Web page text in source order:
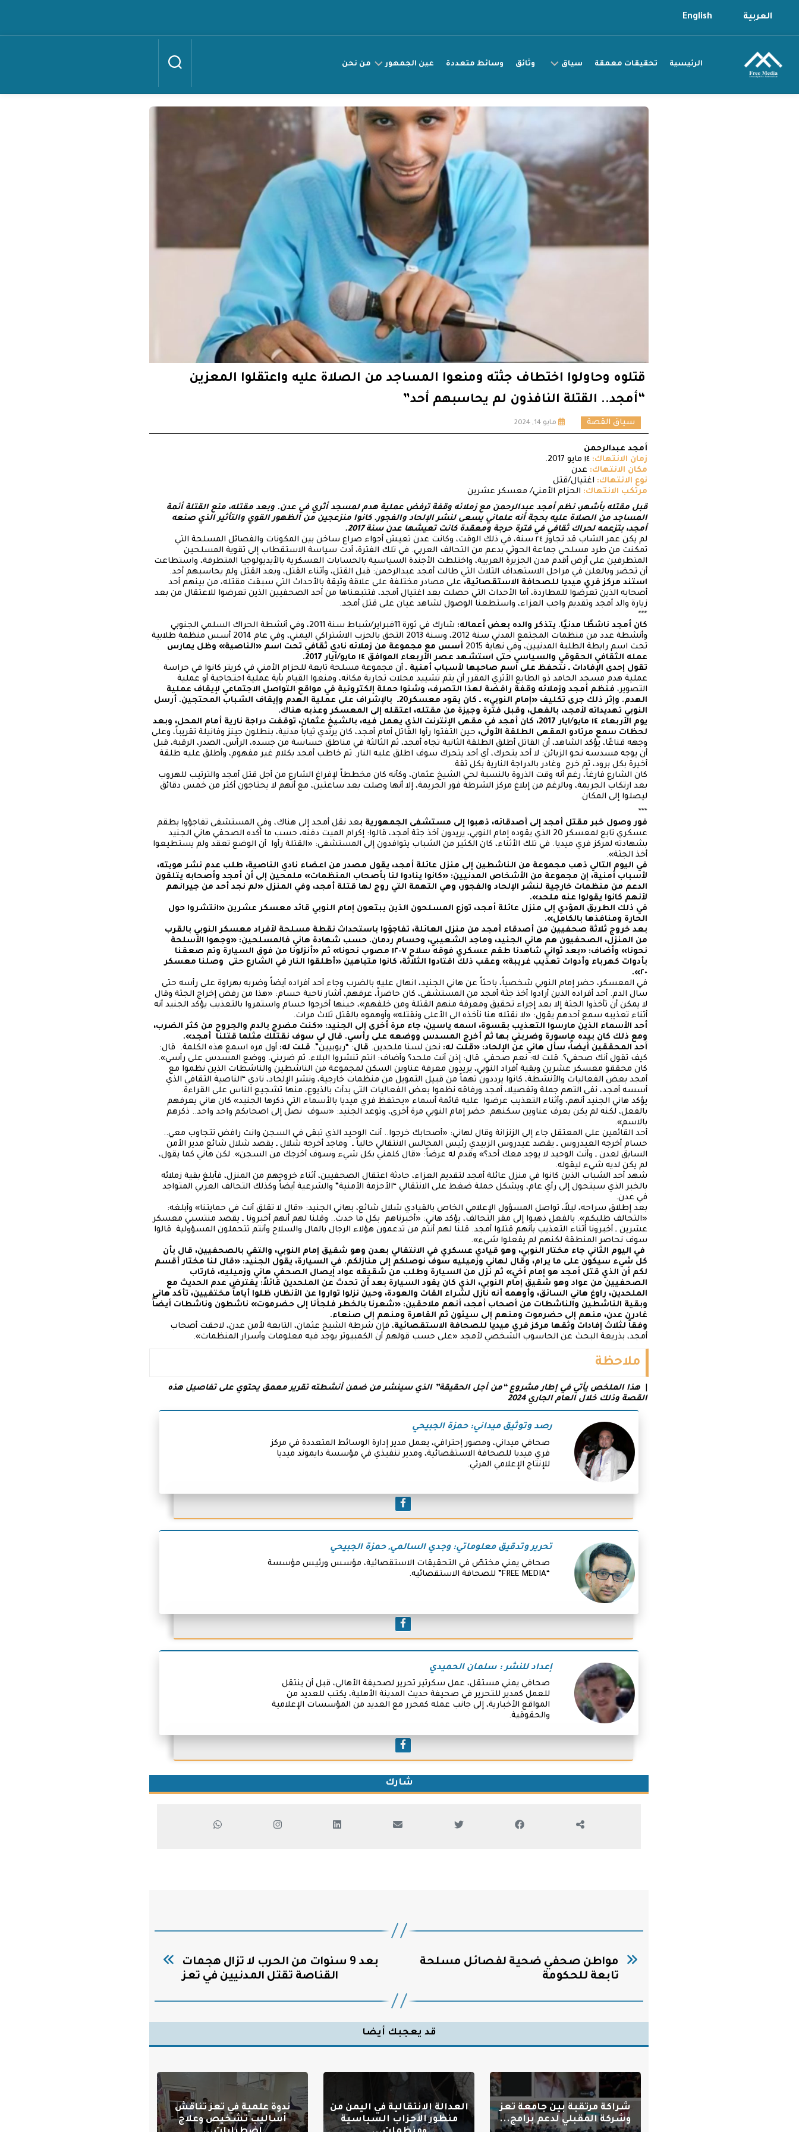
content
العربية English
الرئيسية تحقيقات معمقة سياق وثائق وسائط متعددة عين الجمهور
مناصرة
راقب
انتهاك
من نحن
قتلوه وحاولوا اختطاف جثته ومنعوا المساجد من الصلاة عليه واعتقلوا المعزين
“أمجد.. القتلة النافذون لم يحاسبهم أحد”
سياق القصة مايو 14, 2024
أمجد عبدالرحمن
زمان الانتهاك: ١٤ مايو 2017.
مكان الانتهاك: عدن
نوع الانتهاك: اغتيال/قتل
مرتكب الانتهاك: الحزام الأمني/ معسكر عشرين
قبل مقتله بأشهر، نظم أمجد عبدالرحمن مع زملائه وقفة ترفض عملية هدم لمسجد أثري في عدن. وبعد مقتله، منع القتلة أئمة
المساجد من الصلاة عليه بحجة أنه علماني يسعى لنشر الإلحاد والفجور. كانوا منزعجين من الظهور القوي والتأثير الذي صنعه
أمجد، بتزعمه لحراك ثقافي في فترة حرجة ومعقدة كانت تعيشها عدن سنة 2017.
لم يكن عمر الشاب قد تجاوز ٢٤ سنة، في ذلك الوقت، وكانت عدن تعيش أجواء صراع ساخن بين المكونات والفصائل المسلحة التي
تمكنت من طرد مسلحي جماعة الحوثي بدعم من التحالف العربي. في تلك الفترة، أدت سياسة الاستقطاب إلى تقوية المسلحين
المتطرفين على أرض أقدم مدن الجزيرة العربية، واختلطت الأجندة السياسية بالحسابات العسكرية بالأيديولوجيا المتطرفة، واستطاعت
أن تحضر وبالعلن في مراحل الاستهداف الثلاث التي طالت أمجد عبدالرحمن: قبل القتل، وأثناء القتل، وبعد القتل ولم يحاسبهم أحد.
استند مركز فري ميديا للصحافة الاستقصائية، على مصادر مختلفة على علاقة وثيقة بالأحداث التي سبقت مقتله، من بينهم أحد
أصحابه الذين تعرضوا للمطاردة، أما الأحداث التي حصلت بعد اغتيال أمجد، فتتبعناها من أحد الصحفيين الذين تعرضوا للاعتقال من بعد
زيارة والد أمجد وتقديم واجب العزاء، واستطعنا الوصول لشاهد عيان على قتل أمجد.
***
كان أمجد ناشطًا مدنيًا. يتذكر والده بعض أعماله:
شارك في ثورة 11فبراير/شباط سنة 2011، وفي أنشطة الحراك السلمي الجنوبي
وأنشطة عدد من منظمات المجتمع المدني سنة 2012، وسنة 2013 التحق بالحزب الاشتراكي اليمني، وفي عام 2014 أسس منظمة طلابية
تحت اسم رابطة الطلبة المدنيين، وفي نهاية 2015
أسس مع مجموعة من زملائه نادي ثقافي تحت اسم «الناصية» وظل يمارس
عمله الثقافي الحقوقي والسياسي حتى استشهد عصر الأربعاء الموافق ١٤ مايو/أيار 2017.
تقول إحدى الإفادات ـ نتحفظ على اسم صاحبها لأسباب أمنية ـ أن مجموعة مسلحة تابعة للحزام الأمني في كريتر كانوا في حراسة
عملية هدم مسجد الحامد ذو الطابع الأثري المقرر أن يتم تشييد محلات تجارية مكانه، ومنعوا القيام بأية عملية احتجاجية أو عملية
التصوير، فنظم أمجد وزملائه وقفة رافضة لهذا التصرف، وشنوا حملة إلكترونية في مواقع التواصل الاجتماعي لإيقاف عملية
الهدم. وإثر ذلك جرى تكليف «إمام النوبي» ـ كان يقود معسكر20ـ بالإشراف على عملية الهدم وإيقاف الشباب المحتجين. أرسل
النوبي تهديداته لأمجد، بالفعل، وقبل فترة وجيزة من مقتله، اعتقله إلى المعسكر وعذبه هناك.
يوم الأربعاء ١٤ مايو/ايار 2017، كان أمجد في مقهى الإنترنت الذي يعمل فيه، بالشيخ عثمان، توقفت دراجة نارية أمام المحل، وبعد
لحظات سمع مرتادو المقهى الطلقة الأولى، حين التفتوا رأوا القاتل أمام أمجد، كان يرتدي ثياباً مدنية، بنطلون جينز وفانيلة تقريباً، وعلى
وجهه قناعًا، يؤكد الشاهد، أن القاتل أطلق الطلقة الثانية تجاه أمجد، ثم الثالثة في مناطق حساسة من جسده، الرأس، الصدر، الرقبة، قبل
أن يوجه مسدسه نحو الزبائن: لا أحد يتحرك، أي أحد يتحرك سوف اطلق عليه النار. ثم خاطب أمجد بكلام غير مفهوم، وأطلق عليه طلقة
أخيرة بكل برود، ثم خرج وغادر بالدراجة النارية بكل ثقة.
كان الشارع فارغاً، رغم أنه وقت الذروة بالنسبة لحي الشيخ عثمان، وكأنه كان مخططاً لإفراغ الشارع من أجل قتل أمجد والترتيب للهروب
بعد ارتكاب الجريمة، وبالرغم من إبلاغ مركز الشرطة فور الجريمة، إلا أنها وصلت بعد ساعتين، مع أنهم لا يحتاجون أكثر من خمس دقائق
ليصلوا إلى المكان.
***
فور وصول خبر مقتل أمجد إلى أصدقائه، ذهبوا إلى مستشفى الجمهورية بعد نقل أمجد إلى هناك، وفي المستشفى تفاجؤوا بطقم
عسكري تابع لمعسكر 20 الذي يقوده إمام النوبي، يريدون أخذ جثة أمجد، قالوا: إكرام الميت دفنه، حسب ما أكده الصحفي هاني الجنيد
بشهادته لمركز فري ميديا. في تلك الأثناء، كان الكثير من الشباب يتوافدون إلى المستشفى: «القتلة رأوا أن الوضع تعقد ولم يستطيعوا
أخذ الجثة».
في اليوم التالي ذهب مجموعة من الناشطين إلى منزل عائلة أمجد، يقول مصدر من اعضاء نادي الناصية، طلب عدم نشر هويته،
لأسباب أمنية، إن مجموعة من الأشخاص المدنيين: «كانوا ينادوا لنا بأصحاب المنظمات» ملمحين إلى أن أمجد وأصحابه يتلقون
الدعم من منظمات خارجية لنشر الإلحاد والفجور، وهي التهمة التي روج لها قتلة أمجد، وفي المنزل «لم نجد أحد من جيرانهم
لأنهم كانوا يقولوا عنه ملحد».
في ذلك الطريق المؤدي إلى منزل عائلة أمجد، توزع المسلحون الذين يبتعون إمام النوبي قائد معسكر عشرين «انتشروا حول
الحارة ومنافذها بالكامل».
بعد خروج ثلاثة صحفيين من أصدقاء أمجد من منزل العائلة، تفاجؤوا باستحداث نقطة مسلحة لأفراد معسكر النوبي بالقرب
من المنزل، الصحفيون هم هاني الجنيد، وماجد الشعيبي، وحسام ردمان. حسب شهادة هاني فالمسلحين: «وجهوا الأسلحة
نحونا» وأضاف: «بعد ثواني شاهدنا طقم عسكري فوقه سلاح ٧-١٢ مصوب نحونا» ثم «أنزلونا من فوق السيارة وتم صعقنا
بأدوات كهرباء وأدوات تعذيب غريبة» وعقب ذلك اقتادوا الثلاثة، كانوا متباهين «أطلقوا النار في الشارع حتى وصلنا معسكر
٢٠».
في المعسكر، حضر إمام النوبي شخصياً، باحثاً عن هاني الجنيد، انهال عليه بالضرب وجاء أحد أفراده أيضاً وضربه بهراوة على رأسه حتى
سال الدم. أحد أفراده الذين أرادوا أخذ جثة أمجد من المستشفى، كان حاضراً، عرفهم، أشار ناحية حسام: «هذا من رفض إخراج الجثة وقال
لا يمكن أن تأخذوا الجثة إلا بعد إجراء تحقيق ومعرفة منهم القتلة ومن خلفهم»، حينها أخرجوا حسام واستمروا بالتعذيب يؤكد الجنيد أنه
أثناء تعذيبه سمع أحدهم يقول: «لا نقتله هنا نأخذه الى الأعلى ونقتله» وأوهموه بالقتل ثلاث مرات.
أحد الأسماء الذين مارسوا التعذيب بقسوة، اسمه ياسين، جاء مرة أخرى إلى الجنيد: «كنت مضرج بالدم والجروح من كثر الضرب،
ومع ذلك كان بيده ماسورة وضربني بها ثم أخرج المسدس ووضعه على رأسي. قال لي سوف نقتلك مثلما قتلنا أمجد».
أحد المحققين أيضاً، سأل هاني عن الإلحاد: «قلت له: نحن لسنا ملحدين. قال: “ربوبيين”. قلت له: أول مره اسمع هذه الكلمة. قال:
كيف تقول أنك صحفي؟. قلت له: نعم صحفي. قال: إذن أنت ملحد؟ وأضاف: انتم تنشروا البلاء. ثم ضربني. ووضع المسدس على رأسي».
كان محققو معسكر عشرين وبقية أفراد النوبي، يريدون معرفة عناوين السكن لمجموعة من الناشطين والناشطات الذين نظموا مع
أمجد بعض الفعاليات والأنشطة، كانوا يرددون تهماً من قبيل التمويل من منظمات خارجية، ونشر الإلحاد، نادي “الناصية الثقافي الذي
أسسه أمجد، نفى التهم جملة وتفصيلا، أمجد ورفاقه نظموا بعض الفعاليات التي بدأت بالذيوع، منها تشجيع الناس على القراءة.
يؤكد هاني الجنيد أنهم، وأثناء التعذيب عرضوا عليه قائمة أسماء «يحتفظ فري ميديا بالأسماء التي ذكرها الجنيد» كان هاني يعرفهم
بالفعل، لكنه لم يكن يعرف عناوين سكنهم. حضر إمام النوبي مرة أخرى، وتوعد الجنيد: «سوف نصل إلى اصحابكم واحد واحد.. ذكرهم
بالاسم».
أحد القائمين على المعتقل جاء إلى الزنزانة وقال لهاني: «أصحابك خرجوا.. أنت الوحيد الذي تبقى في السجن وانت رافض تتجاوب معي..
حسام أخرجه العيدروس ـ يقصد عيدروس الزبيدي رئيس المجالس الانتقالي حالياً ـ وماجد أخرجه شلال ـ يقصد شلال شائع مدير الأمن
السابق لعدن ـ وأنت الوحيد لا يوجد معك أحد؟» وقدم له عرضاً: «قال كلمني بكل شيء وسوف أخرجك من السجن». لكن هاني كما يقول،
لم يكن لديه شيء ليقوله.
شهد أحد الشباب الذين كانوا في منزل عائلة أمجد لتقديم العزاء، حادثة اعتقال الصحفيين، أثناء خروجهم من المنزل، فأبلغ بقية زملائه
بالخبر الذي سيتحول إلى رأي عام، ويشكل حملة ضغط على الانتقالي “الأحزمة الأمنية” والشرعية أيضاً وكذلك التحالف العربي المتواجد
في عدن.
بعد إطلاق سراحه، ليلاً، تواصل المسؤول الإعلامي الخاص بالقيادي شلال شائع، بهاني الجنيد: «قال لا تقلق أنت في حمايتنا» وأبلغه:
«التحالف طلبكم». بالفعل ذهبوا إلى مقر التحالف، يؤكد هاني: «أخبرناهم بكل ما حدث.. وقلنا لهم أنهم أخبرونا ـ يقصد منتسبي معسكر
عشرين ـ أخبرونا أثناء التعذيب بأنهم قتلوا أمجد. قلنا لهم أنتم من تدعمون هؤلاء الرجال بالمال والسلاح وأنتم تتحملون المسؤولية. قالوا
سوف نحاصر المنطقة لكنهم لم يفعلوا شيء».
في اليوم الثاني جاء مختار النوبي، وهو قيادي عسكري في الانتقالي بعدن وهو شقيق إمام النوبي، والتقي بالصحفيين، قال بأن
كل شيء سيكون على ما يرام، وقال لهاني وزميليه سوف نوصلكم إلى منازلكم. في السيارة، يقول الجنيد: «قال لنا مختار أقسم
لكم أن الذي قتل أمجد هو إمام أخي» ثم نزل من السيارة وطلب من شقيقه عواد إيصال الصحفي هاني وزميليه، فارتاب
الصحفيين من عواد وهو شقيق إمام النوبي، الذي كان يقود السيارة بعد أن تحدث عن الملحدين قائلاً: يفترض عدم الحديث مع
الملحدين، راوغ هاني السائق، وأوهمه أنه نازل لشراء القات والعودة، وحين نزلوا تواروا عن الأنظار، ظلوا أياماً مختفيين، تأكد هاني
وبقية الناشطين والناشطات من أصحاب أمجد، أنهم ملاحقين: «شعرنا بالخطر فلجأنا إلى حضرموت» ناشطون وناشطات أيضاً
غادرن عدن، منهم إلى حضرموت ومنهم إلى سيئون ثم القاهرة ومنهم إلى صنعاء.
وفقاً لثلاث إفادات وثقها مركز فري ميديا للصحافة الاستقصائية، فإن شرطة الشيخ عثمان، التابعة لأمن عدن، لاحقت أصحاب
أمجد، بذريعة البحث عن الحاسوب الشخصي لأمجد «على حسب قولهم أن الكمبيوتر يوجد فيه معلومات وأسرار المنظمات».
ملاحظة
|هذا الملخص يأتي في إطار مشروع “من أجل الحقيقة” الذي سينشر من ضمن أنشطته تقرير معمق يحتوي على تفاصيل هذه
القصة وذلك خلال العام الجاري 2024
رصد وتوثيق ميداني: حمزة الجبيحي
صحافي ميداني، ومصور إحترافي، يعمل مدير إدارة الوسائط المتعددة في مركز
فري ميديا للصحافة الاستقصائية، ومدير تنفيذي في مؤسسة دايموند ميديا
للإنتاج الإعلامي المرئي.
تحرير وتدقيق معلوماتي: وجدي السالمي, حمزة الجبيحي
صحافي يمني مختصّ في التحقيقات الاستقصائية، مؤسس ورئيس مؤسسة
“FREE MEDIA” للصحافة الاستقصائيه.
إعداد للنشر : سلمان الحميدي
صحافي يمني مستقل، عمل سكرتير تحرير لصحيفة الأهالي، قبل أن ينتقل
للعمل كمدير للتحرير في صحيفة حديث المدينة الأهلية، يكتب للعديد من
المواقع الأخبارية، إلى جانب عمله كمحرر مع العديد من المؤسسات الإعلامية
والحقوقية.
شارك
مواطن صحفي ضحية لفصائل مسلحة
تابعة للحكومة
بعد 9 سنوات من الحرب لا تزال هجمات
القناصة تقتل المدنيين في تعز
قد يعجبك أيضا
شراكة مرتقبة بين جامعة تعز
وشركة المقبلي لدعم برامج...
العدالة الانتقالية في اليمن من
منظور الأحزاب السياسية
ندوة علمية في تعز تناقش
أساليب تشخيص وعلاج